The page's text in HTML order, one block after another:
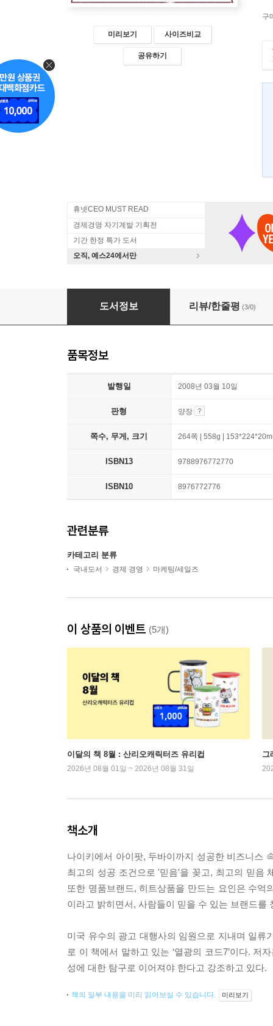
미리보기 사이즈비교
공유하기
구
휴넷CEO MUST READ
경제경영 자기계발 기획전
기간 한정 특가 도서
오직, 예스24에서만
열광의 코드 7
도서정보 리뷰/한줄평 (3/0)
품목정보
발행일 2008년 03월 10일
판형 양장
쪽수, 무게, 크기 264쪽 | 558g |
ISBN13 9788976772770
ISBN10 8976772776
관련분류
카테고리 분류
국내도서 경제 경영 마케팅/세일즈
이 상품의 이벤트 (5개)
이달의 책 8월 : 산리오캐릭터즈 유리컵
2026년 08월 01일 ~ 2026년 08월 31일
그
책소개
나이키에서 아이팟, 두바이까지 성공한 비즈니스
최고의 성공 조건으로 '믿음'을 꽂고, 최고의 믿음
또한 명품브랜드, 히트상품을 만드는 요인은 수억
이라고 밝히면서, 사람들이 믿을 수 있는 브랜드
미국 유수의 광고 대행사의 임원으로 지내며 일
로 이 책에서 말하고 있는 ‘열광의 코드7’이다.
성에 대한 탐구로 이어져야 한다고 강조하고 있다.
책의 일부 내용을 미리 읽어보실 수 있습니다. 미리보기